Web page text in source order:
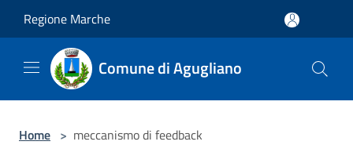
Regione Marche
Comune di Agugliano
Home > meccanismo di feedback